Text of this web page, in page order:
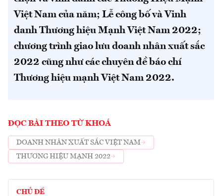
Việt Nam của năm; Lễ công bố và Vinh
danh Thương hiệu Mạnh Việt Nam 2022;
chương trình giao lưu doanh nhân xuất sắc
2022 cũng như các chuyên đề báo chí
Thương hiệu mạnh Việt Nam 2022.
ĐỌC BÀI THEO TỪ KHOÁ
DOANH NHÂN XUẤT SẮC VIỆT NAM
THƯƠNG HIỆU MẠNH 2022
CHỦ ĐỀ